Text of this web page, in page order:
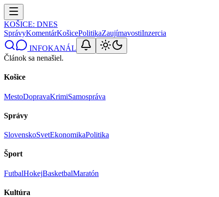
KOŠICE: DNES
SprávyKomentárKošicePolitikaZaujímavostiInzercia
INFOKANÁL
Článok sa nenašiel.
Košice
MestoDopravaKrimiSamospráva
Správy
SlovenskoSvetEkonomikaPolitika
Šport
FutbalHokejBasketbalMaratón
Kultúra